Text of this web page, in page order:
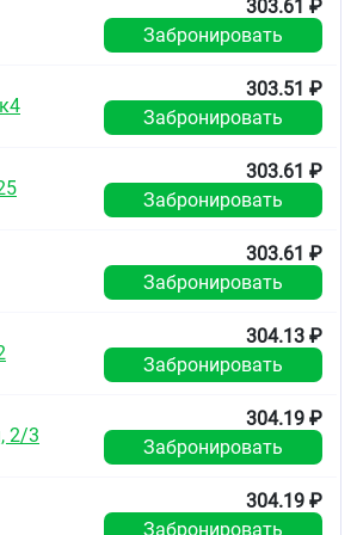
составляет 15 л/час.
10–12 часов.
о фармакокинетике
с ХСН и одновременным
печени или почек.
гипертензия
сердечная недостаточность.
чувствительность к бисопрололу
из вспомогательных веществ
недостаточность,
сердечная недостаточность в
требующая
шок,
303.61 ₽
Забронировать
303.51 ₽
Забронировать
303.61 ₽
Забронировать
303.61 ₽
Забронировать
304.13 ₽
Забронировать
2/3
304.19 ₽
Забронировать
304.19 ₽
Забронировать